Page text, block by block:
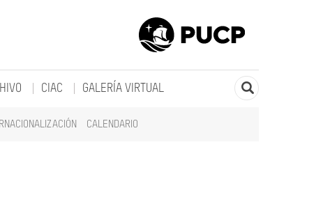
CALENDARIO
CIAC GALERÍA VIRTUAL